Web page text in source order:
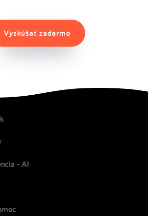
Vyskúšať zadarmo
- AI